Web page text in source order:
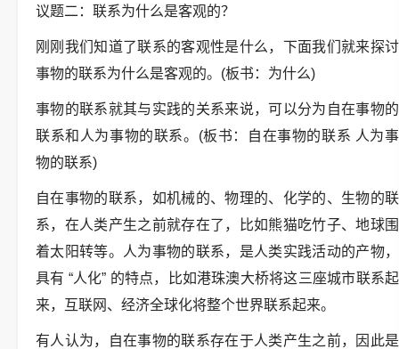
议题二：联系为什么是客观的？
刚刚我们知道了联系的客观性是什么，下面我们就来探讨
事物的联系为什么是客观的。(板书：为什么)
事物的联系就其与实践的关系来说，可以分为自在事物的
联系和人为事物的联系。(板书：自在事物的联系 人为事
物的联系)
自在事物的联系，如机械的、物理的、化学的、生物的联
系，在人类产生之前就存在了，比如熊猫吃竹子、地球围
着太阳转等。人为事物的联系，是人类实践活动的产物，
具有 “人化” 的特点，比如港珠澳大桥将这三座城市联系起
来，互联网、经济全球化将整个世界联系起来。
有人认为，自在事物的联系存在于人类产生之前，因此是